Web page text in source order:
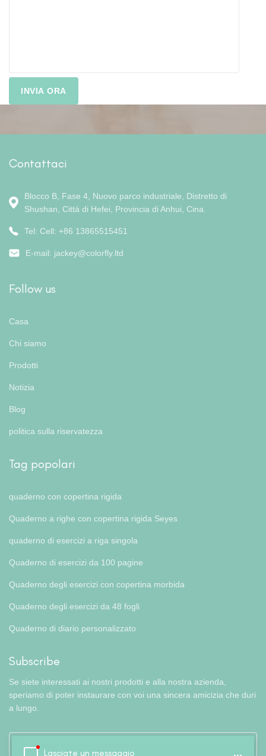
Contattaci
Blocco B, Fase 4, Nuovo parco industriale, Distretto di
Shushan, Città di Hefei, Provincia di Anhui, Cina.
Tel: Cell: +86 13865515451
E-mail: jackey@colorfly.ltd
Lasciate un messaggio ...
Follow us
Casa
Chi siamo
Prodotti
Notizia
Blog
politica sulla riservatezza
Tag popolari
quaderno con copertina rigida
Quaderno a righe con copertina rigida Seyes
quaderno di esercizi a riga singola
Quaderno di esercizi da 100 pagine
Quaderno degli esercizi con copertina morbida
Quaderno degli esercizi da 48 fogli
Quaderno di diario personalizzato
Subscribe
Se siete interessati ai nostri prodotti e alla nostra azienda,
speriamo di poter instaurare con voi una sincera amicizia che duri
a lungo.